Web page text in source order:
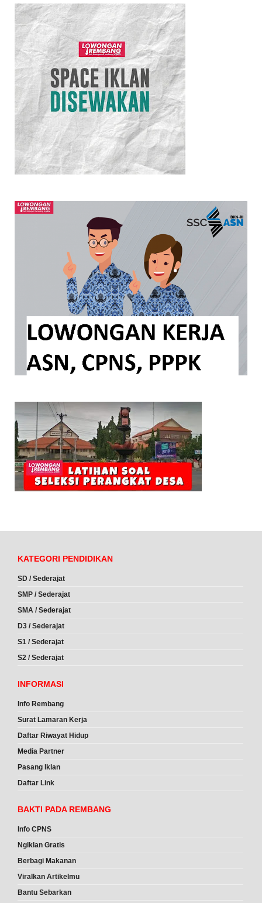
KATEGORI PENDIDIKAN
SD / Sederajat
SMP / Sederajat
SMA / Sederajat
D3 / Sederajat
S1 / Sederajat
S2 / Sederajat
INFORMASI
Info Rembang
Surat Lamaran Kerja
Daftar Riwayat Hidup
Media Partner
Pasang Iklan
Daftar Link
BAKTI PADA REMBANG
Info CPNS
Ngiklan Gratis
Berbagi Makanan
Viralkan Artikelmu
Bantu Sebarkan